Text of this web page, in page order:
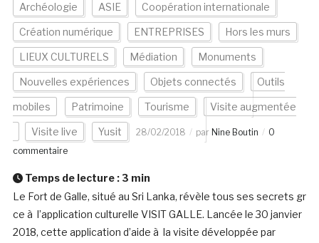
Archéologie ASIE Coopération internationale
Création numérique ENTREPRISES Hors les murs
LIEUX CULTURELS Médiation Monuments
Nouvelles expériences Objets connectés Outils
mobiles Patrimoine Tourisme Visite augmentée
Visite live Yusit 28/02/2018 par Nine Boutin
0
commentaire
Temps de lecture : 3 min
Le Fort de Galle, situé au Sri Lanka, révèle tous ses secrets gr
ce à l’application culturelle VISIT GALLE. Lancée le 30 janvier
2018, cette application d’aide à la visite développée par